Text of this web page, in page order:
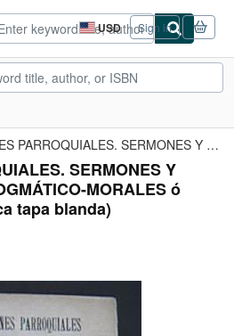
USD
Site
shopping
preferences
Sign in
MISIONES PARROQUIALES. SERMONES Y CONFERENCIAS DOGMÁTICO-MORALES...
SERMONES Y
MORALES ó
tapa blanda)